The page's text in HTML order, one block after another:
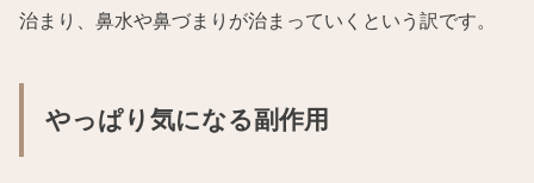
治まり、鼻水や鼻づまりが治まっていくという訳です。
やっぱり気になる副作用